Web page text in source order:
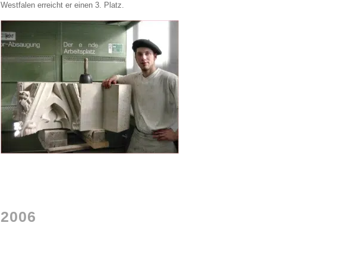
Westfalen erreicht er einen 3. Platz.
2006